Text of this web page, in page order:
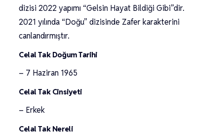
dizisi 2022 yapımı “Gelsin Hayat Bildiği Gibi”dir.
2021 yılında “Doğu” dizisinde Zafer karakterini
canlandırmıştır.
Celal Tak Doğum Tarihi
– 7 Haziran 1965
Celal Tak Cinsiyeti
– Erkek
Celal Tak Nereli